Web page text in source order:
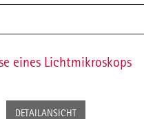
eines Lichtmikroskops
DETAILANSICHT